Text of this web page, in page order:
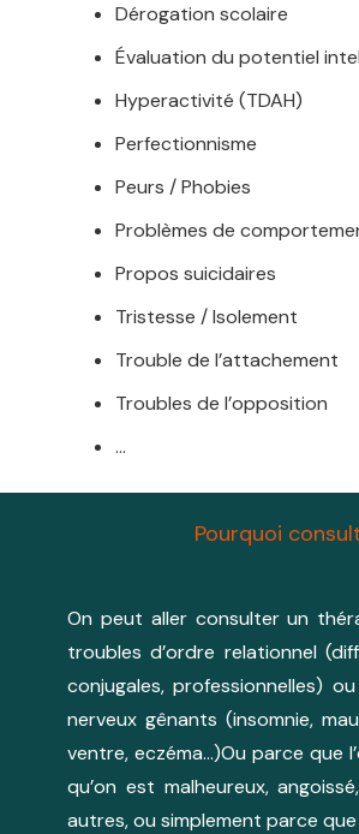
Dérogation scolaire
Évaluation du potentiel
Hyperactivité (TDAH)
Perfectionnisme
Peurs / Phobies
Problèmes de
Propos suicidaires
Tristesse / Isolement
Trouble de l’attachement
Troubles de l’opposition
…
Pourquoi
On peut aller consulter un
troubles d’ordre relationnel
conjugales, professionnelles)
nerveux gênants (insomnie,
ventre, eczéma…)Ou parce que
qu’on est malheureux,
autres, ou simplement parce que